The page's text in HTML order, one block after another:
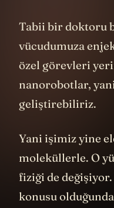
Tabii bir doktoru
vücudumuza
özel görevleri
nanorobotlar,
geliştirebiliriz.
Yani işimiz yine
moleküllerle. O
fiziği de
konusu